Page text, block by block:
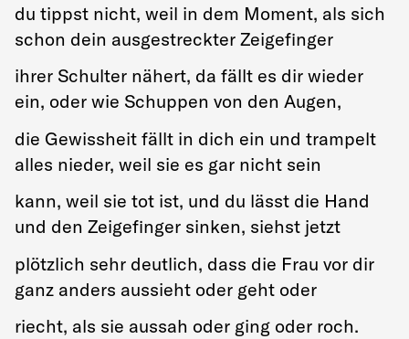
du tippst nicht, weil in dem Moment, als sich
schon dein ausgestreckter Zeigefinger
ihrer Schulter nähert, da fällt es dir wieder
ein, oder wie Schuppen von den Augen,
die Gewissheit fällt in dich ein und trampelt
alles nieder, weil sie es gar nicht sein
kann, weil sie tot ist, und du lässt die Hand
und den Zeigefinger sinken, siehst jetzt
plötzlich sehr deutlich, dass die Frau vor dir
ganz anders aussieht oder geht oder
riecht, als sie aussah oder ging oder roch.